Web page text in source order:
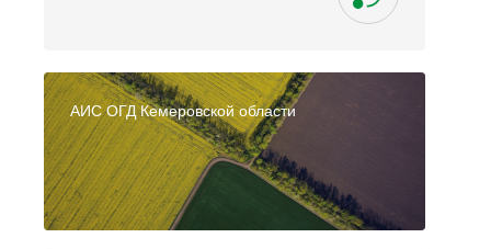
АИС ОГД Кемеровской области